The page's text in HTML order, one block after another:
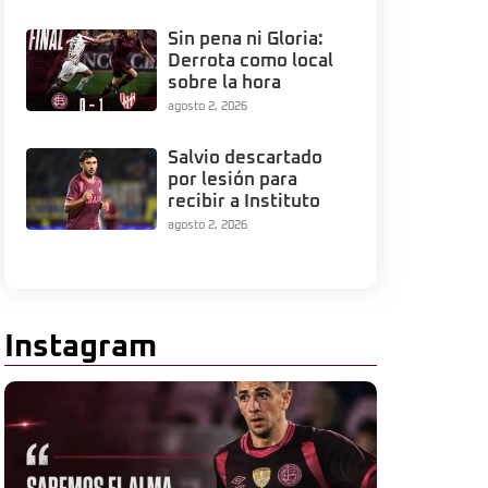
Sin pena ni Gloria:
Derrota como local
sobre la hora
agosto 2, 2026
Salvio descartado
por lesión para
recibir a Instituto
agosto 2, 2026
Instagram